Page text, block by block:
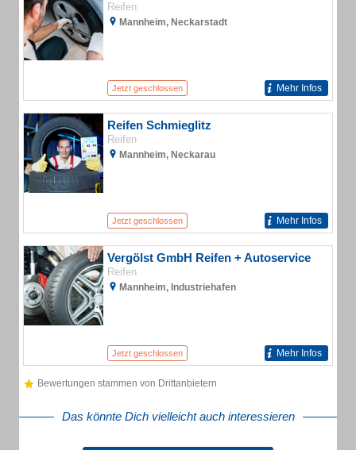
Reifen
Mannheim, Neckarstadt
Jetzt geschlossen Mehr Infos
Reifen Schmieglitz
Reifen
Mannheim, Neckarau
Jetzt geschlossen Mehr Infos
Vergölst GmbH Reifen + Autoservice
Reifen
Mannheim, Industriehafen
Jetzt geschlossen Mehr Infos
Bewertungen stammen von Drittanbietern
Das könnte Dich vielleicht auch interessieren